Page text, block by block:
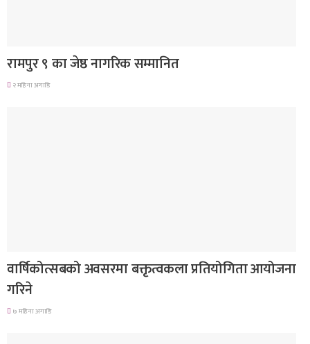
रामपुर ९ का जेष्ठ नागरिक सम्मानित
२ महिना अगाडि
वार्षिकोत्सबको अवसरमा बक्तृत्वकला प्रतियोगिता आयोजना
गरिने
७ महिना अगाडि